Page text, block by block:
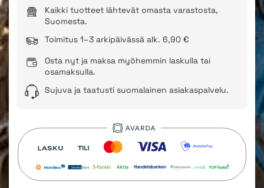
Kaikki tuotteet lähtevät omasta varastosta,
Suomesta.
Toimitus 1–3 arkipäivässä alk. 6,90 €
Osta nyt ja maksa myöhemmin laskulla tai
osamaksulla.
Sujuva ja taatusti suomalainen asiakaspalvelu.